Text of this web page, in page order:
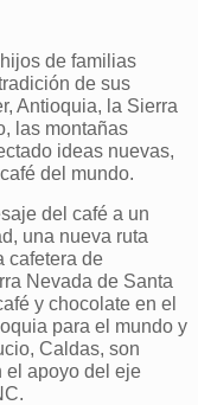
de familias
de sus
Antioquia, la Sierra
las montañas
ideas nuevas,
del mundo.
del café a un
una nueva ruta
cafetera de
Nevada de Santa
y chocolate en el
para el mundo y
Caldas, son
el apoyo del eje